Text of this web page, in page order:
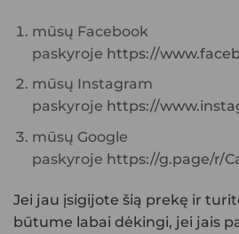
mūsų Facebook
paskyroje https://
mūsų Instagram
paskyroje https://
mūsų Google
paskyroje https://g.page/r/
Jei jau įsigijote šią prekę ir
būtume labai dėkingi, jei jais